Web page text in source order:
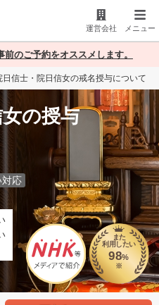
運営会社 メニュー
のご予約をオススメします。
日信士・院日信女の戒名授与について
の授与
対応
また
利用したい
98%
※